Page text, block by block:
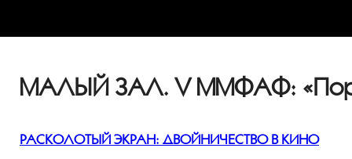
МАЛЫЙ ЗАЛ. V ММФАФ:
РАСКОЛОТЫЙ ЭКРАН: ДВОЙНИЧЕСТВО В КИНО